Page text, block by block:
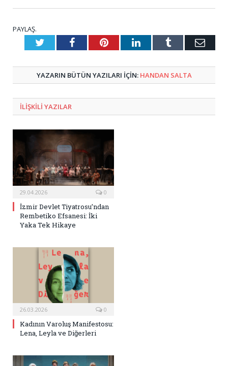
PAYLAŞ.
TwitterFacebookPinterestLinkedInTumblr E-
YAZARIN BÜTÜN YAZILARI IÇIN: HANDAN SALTA
ILIŞKILI YAZILAR
29.04.2026 0
İzmir Devlet Tiyatrosu’ndan
Rembetiko Efsanesi: İki
Yaka Tek Hikaye
26.03.2026 0
Kadının Varoluş Manifestosu:
Lena, Leyla ve Diğerleri